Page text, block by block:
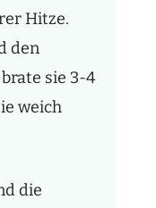
Hitze.
den
sie 3-4
weich
die